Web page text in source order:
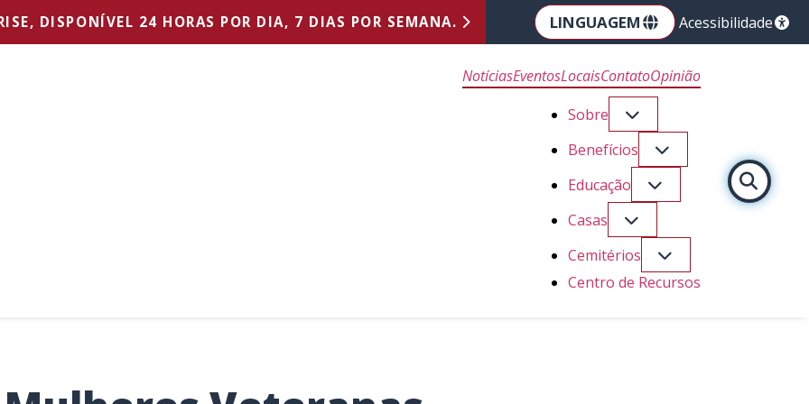
DISPONÍVEL 24 HORAS POR DIA, 7 DIAS POR SEMANA. LINGUAGEM Acessibilidade
NotíciasEventosLocaisContatoOpinião
Sobre
Benefícios
Educação
Casas
Cemitérios
Centro de Recursos